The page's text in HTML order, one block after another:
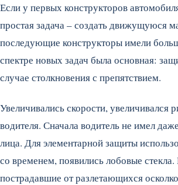
Если у первых конструкторов
простая задача – создать движущуюся
последующие конструкторы имели
спектре новых задач была основная:
случае столкновения с препятствием.
Увеличивались скорости, увеличивался
водителя. Сначала водитель не имел
лица. Для элементарной защиты
со временем, появились лобовые
пострадавшие от разлетающихся